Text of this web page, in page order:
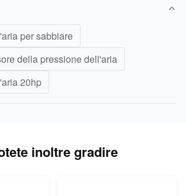
per sabbiare
della pressione dell'aria
20hp
inoltre gradire